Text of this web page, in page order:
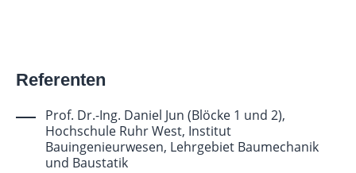
Referenten
Prof. Dr.-Ing. Daniel Jun (Blöcke 1 und 2),
Hochschule Ruhr West, Institut
Bauingenieurwesen, Lehrgebiet Baumechanik
und Baustatik